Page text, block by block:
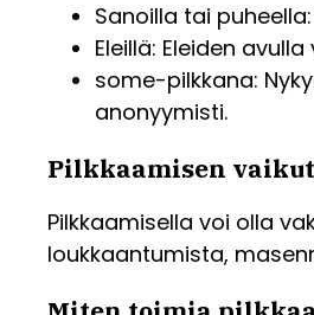
Sanoilla tai
Eleillä: Eleiden
some-pilkkana:
anonyymisti.
Pilkkaamisen
Pilkkaamisella voi olla
loukkaantumista,